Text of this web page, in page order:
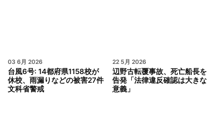
03 6月 2026
台風6号: 14都府県1158校が
休校、雨漏りなどの被害27件
文科省警戒
22 5月 2026
辺野古転覆事故、死亡船長を
告発「法律違反確認は大きな
意義」